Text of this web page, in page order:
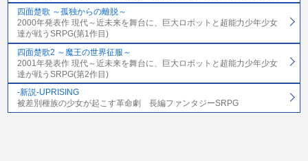
四面楚歌 ～孤独からの離脱～
2000年発表作 現代～近未来を舞台に、巨大ロボットと超能力少年少女
達が戦うSRPG(第1作目)
四面楚歌2 ～魔王の世界征服～
2001年発表作 現代～近未来を舞台に、巨大ロボットと超能力少年少女
達が戦うSRPG(第2作目)
-新説-UPRISING
被差別種族の少女が起こす革命劇 長編ファンタジーSRPG